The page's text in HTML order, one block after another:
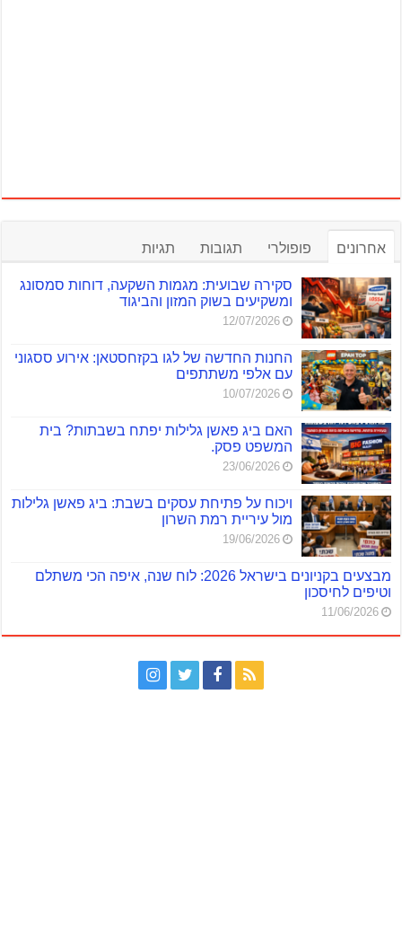
אחרונים פופולרי תגובות תגיות
סקירה שבועית: מגמות השקעה, דוחות סמסונג
ומשקיעים בשוק המזון והביגוד
12/07/2026
החנות החדשה של לגו בקזחסטאן: אירוע ססגוני
עם אלפי משתתפים
10/07/2026
האם ביג פאשן גלילות יפתח בשבתות? בית
המשפט פסק.
23/06/2026
ויכוח על פתיחת עסקים בשבת: ביג פאשן גלילות
מול עיריית רמת השרון
19/06/2026
מבצעים בקניונים בישראל 2026: לוח שנה, איפה הכי משתלם
וטיפים לחיסכון
11/06/2026